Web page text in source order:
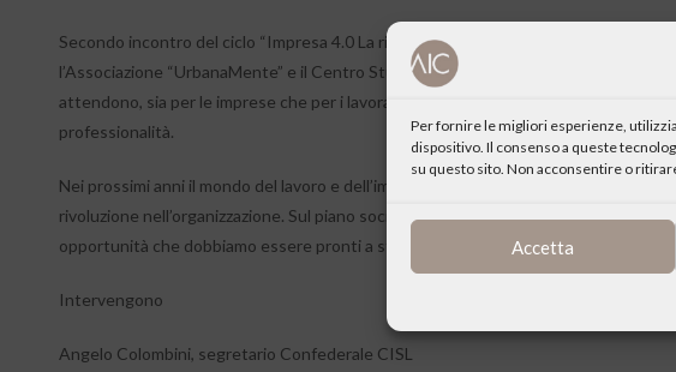
Per fornire le migliori esperienze,
dispositivo. Il consenso a queste
su questo sito. Non acconsentire o
Accetta
Secondo incontro del ciclo “Impresa 4.0 La rivoluzione del lavoro” promosso dal
l’Associazione “UrbanaMente” e il Centro Studi “J.F. Kennedy” per approfondire e
attendono, sia per le imprese che per i lavoratori e dell’importante ruolo che
professionalità.
Nei prossimi anni il mondo del lavoro e dell’impresa cambierà con l’introduzione di
rivoluzione nell’organizzazione. Sul piano sociale potrà esserci una minore
opportunità che dobbiamo essere pronti a sfruttare con una adeguata formazione.
Intervengono
Angelo Colombini, segretario Confederale CISL